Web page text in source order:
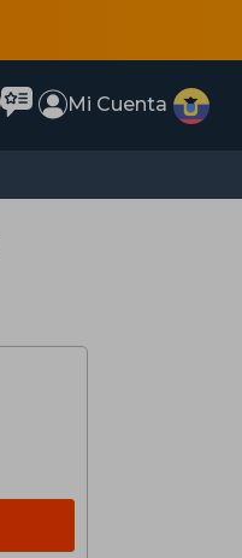
Mi Cuenta